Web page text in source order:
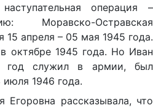
операция –
Остравская
15 апреля – 05 мая 1945 года.
октябре 1945 года. Но Иван
год служил в армии, был
1946 года.
рассказывала, что